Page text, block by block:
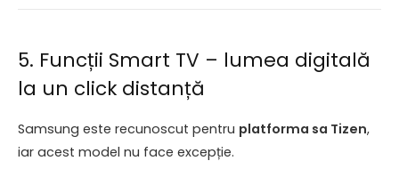
5. Funcții Smart TV – lumea digitală
la un click distanță
Samsung este recunoscut pentru platforma sa Tizen,
iar acest model nu face excepție.